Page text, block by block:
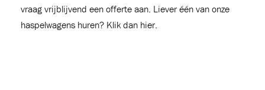
vraag vrijblijvend een offerte aan. Liever één van onze
haspelwagens huren? Klik dan hier.